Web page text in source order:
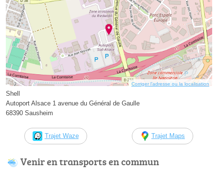
Corriger l’adresse ou la localisation
Shell
Autoport Alsace 1 avenue du Général de Gaulle
68390 Sausheim
Trajet Waze Trajet Maps
Venir en transports en commun